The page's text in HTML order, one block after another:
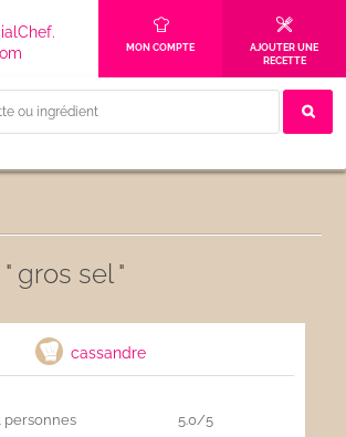
MON COMPTE
AJOUTER UNE
RECETTE
gros sel "
cassandre
personnes 5.0/5